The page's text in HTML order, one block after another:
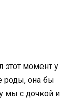
этот момент у
роды, она бы
мы с дочкой и